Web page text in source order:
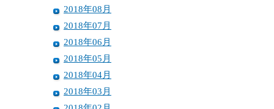
2018年08月
2018年07月
2018年06月
2018年05月
2018年04月
2018年03月